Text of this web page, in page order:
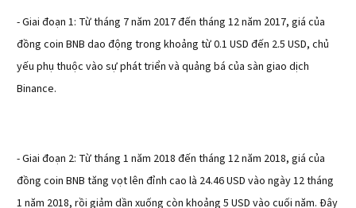
- Giai đoạn 1: Từ tháng 7 năm 2017 đến tháng 12 năm 2017, giá của
đồng coin BNB dao động trong khoảng từ 0.1 USD đến 2.5 USD, chủ
yếu phụ thuộc vào sự phát triển và quảng bá của sàn giao dịch
Binance.
- Giai đoạn 2: Từ tháng 1 năm 2018 đến tháng 12 năm 2018, giá của
đồng coin BNB tăng vọt lên đỉnh cao là 24.46 USD vào ngày 12 tháng
1 năm 2018, rồi giảm dần xuống còn khoảng 5 USD vào cuối năm. Đây